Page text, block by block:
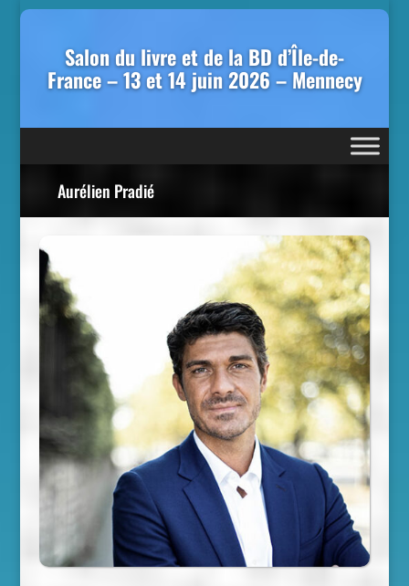
Salon du livre et de la BD d’Île-de-
France – 13 et 14 juin 2026 – Mennecy
Aurélien Pradié